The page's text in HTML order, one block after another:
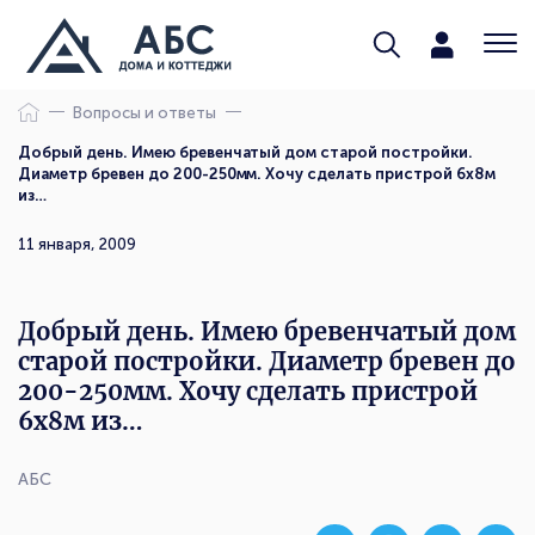
Вопросы и ответы
Добрый день. Имею бревенчатый дом старой постройки.
Диаметр бревен до 200-250мм. Хочу сделать пристрой 6х8м
из…
АБС
11 января, 2009
Добрый день. Имею бревенчатый дом
старой постройки. Диаметр бревен до
200-250мм. Хочу сделать пристрой
6х8м из…